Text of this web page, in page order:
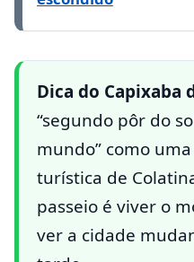
Dica do Capixaba
“segundo pôr do
mundo” como
turística de
passeio é viver o
ver a cidade